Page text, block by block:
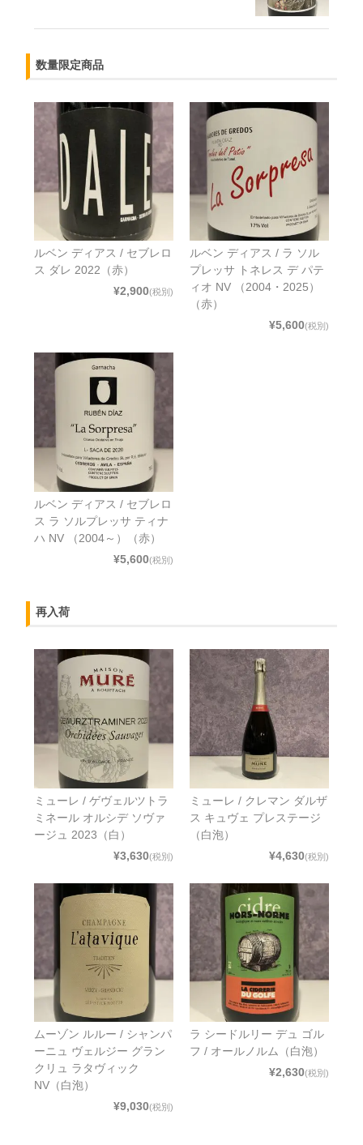
数量限定商品
ルベン ディアス / セブレロ
ス ダレ 2022（赤）
¥2,900(税別)
ルベン ディアス / ラ ソル
プレッサ トネレス デ パテ
ィオ NV （2004・2025）
（赤）
¥5,600(税別)
ルベン ディアス / セブレロ
ス ラ ソルプレッサ ティナ
ハ NV （2004～）（赤）
¥5,600(税別)
再入荷
ミューレ / ゲヴェルツトラ
ミネール オルシデ ソヴァ
ージュ 2023（白）
¥3,630(税別)
ミューレ / クレマン ダルザ
ス キュヴェ プレステージ
（白泡）
¥4,630(税別)
ムーゾン ルルー / シャンパ
ーニュ ヴェルジー グラン
クリュ ラタヴィック
NV（白泡）
¥9,030(税別)
ラ シードルリー デュ ゴル
フ / オールノルム（白泡）
¥2,630(税別)